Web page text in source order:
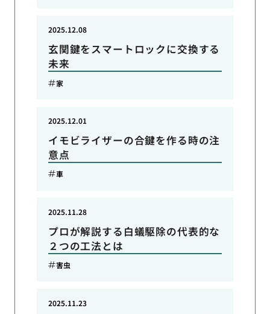
玄関鍵をスマートロックに交換する
未来
2025.12.08
家
イモビライザーの合鍵を作る時の注
意点
2025.12.01
車
プロが解説する白蟻駆除の代表的な
２つの工法とは
2025.11.28
害虫
2025.11.23